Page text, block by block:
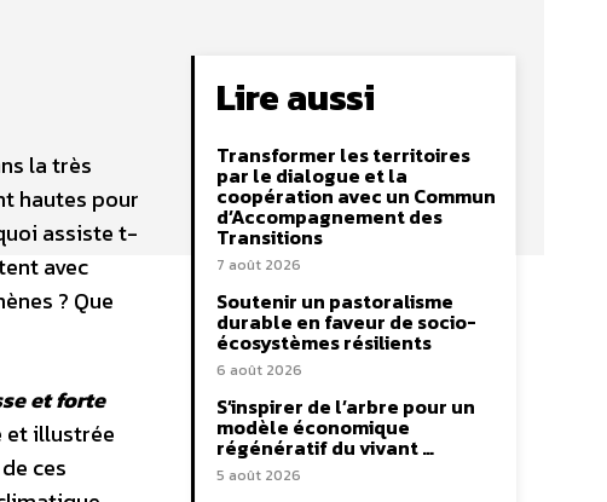
la très
hautes pour
assiste t-
avec
? Que
et forte
et illustrée
ces
Lire aussi
Transformer les territoires
par le dialogue et la
coopération avec un Commun
d’Accompagnement des
Transitions
7 août 2026
Soutenir un pastoralisme
durable en faveur de socio-
écosystèmes résilients
6 août 2026
S’inspirer de l’arbre pour un
modèle économique
régénératif du vivant …
5 août 2026